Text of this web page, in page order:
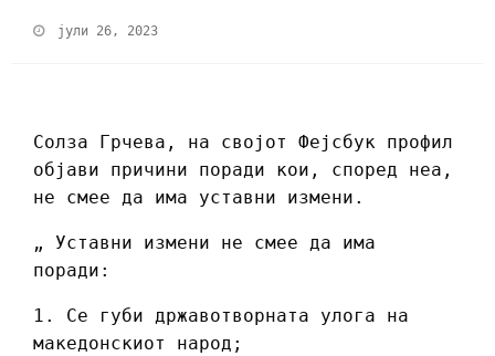
јули 26, 2023
Солза Грчева, на својот Фејсбук профил
објави причини поради кои, според неа,
не смее да има уставни измени.
„ Уставни измени не смее да има
поради:
1. Се губи државотворната улога на
македонскиот народ;